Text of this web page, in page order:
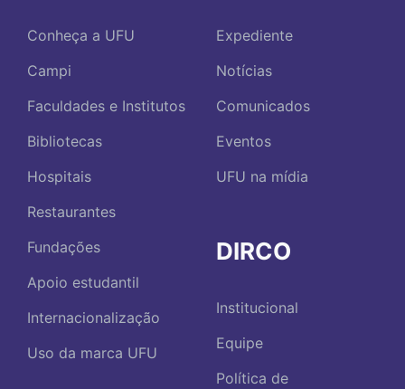
Conheça a UFU
Campi
Faculdades e Institutos
Bibliotecas
Hospitais
Restaurantes
Fundações
Apoio estudantil
Internacionalização
Uso da marca UFU
Expediente
Notícias
Comunicados
Eventos
UFU na mídia
DIRCO
Institucional
Equipe
Política de